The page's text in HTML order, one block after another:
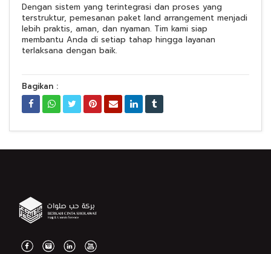
Dengan sistem yang terintegrasi dan proses yang
terstruktur, pemesanan paket land arrangement menjadi
lebih praktis, aman, dan nyaman. Tim kami siap
membantu Anda di setiap tahap hingga layanan
terlaksana dengan baik.
Bagikan :